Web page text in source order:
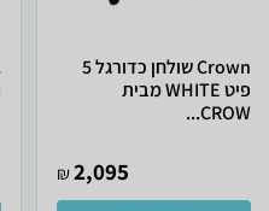
Crown שולחן כדורגל 5
פיט WHITE מבית
CROW...
2,095
₪